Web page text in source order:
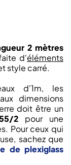
2 mètres
d'éléments
style carré.
d'1m, les
dimensions
doit être un
2 pour une
Pour ceux qui
sachez que
de plexiglass